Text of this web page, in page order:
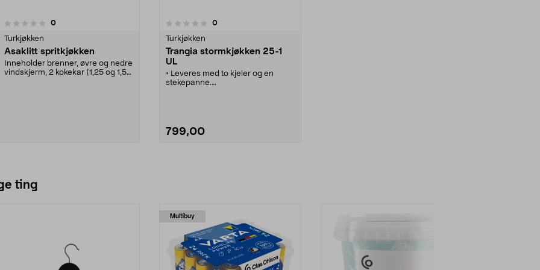
0anmeldelser
Turkjøkken
Asaklitt spritkjøkken
Inneholder brenner, øvre og nedre
vindskjerm, 2 kokekar (1,25 og 1,5
0.0 av 5 stjerner 0anmeldelser
Turkjøkken
Trangia stormkjøkken 25-1
UL
• Leveres med to kjeler og en
stekepanne.
• Laget av aluminium og veier lite
– enkelt å ta med i sekken.
799,00
ting
Multibuy